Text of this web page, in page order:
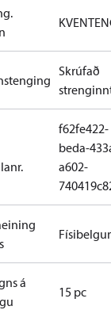
Skrúfað
f62fe422-
beda-
a602-
Físibelgur
á
15 pc